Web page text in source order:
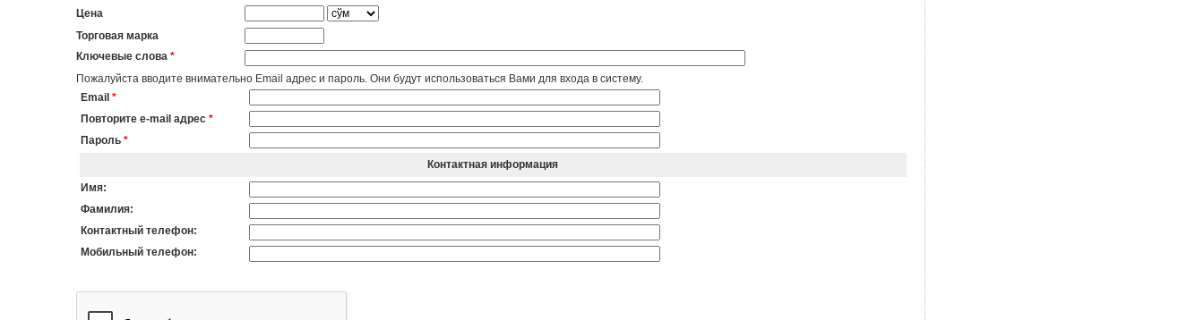
Цена
Торговая марка
Ключевые слова *
Пожалуйста вводите внимательно Email адрес и пароль. Они будут использоваться Вами для входа в систему.
Email *
Повторите e-mail адрес *
Пароль *
Контактная информация
Имя:
Фамилия:
Контактный телефон:
Мобильный телефон: